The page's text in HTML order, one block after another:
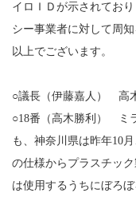
イロＩＤが示されてお
シー事業者に対して周
以上でございます。
○議長（伊藤嘉人） 高
○18番（高木勝利） ミ
も、神奈川県は昨年10
の仕様からプラスチッ
は使用するうちにぼろ